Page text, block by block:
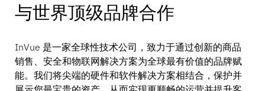
与世界顶级品牌合作
InVue 是一家全球性技术公司，致力于通过创新的商品
销售、安全和物联网解决方案为全球最有价值的品牌赋
能。我们将尖端的硬件和软件解决方案相结合，保护并